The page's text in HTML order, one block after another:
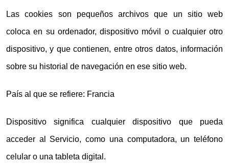
Las cookies son pequeños archivos que un sitio web
coloca en su ordenador, dispositivo móvil o cualquier otro
dispositivo, y que contienen, entre otros datos, información
sobre su historial de navegación en ese sitio web.
País al que se refiere: Francia
Dispositivo significa cualquier dispositivo que pueda
acceder al Servicio, como una computadora, un teléfono
celular o una tableta digital.